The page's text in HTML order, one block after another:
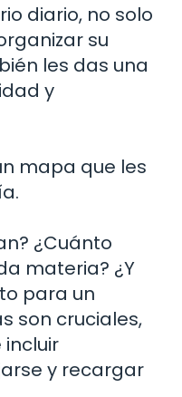
diario, no solo
su
les das una
y
mapa que les
¿Cuánto
materia? ¿Y
para un
son cruciales,
y recargar